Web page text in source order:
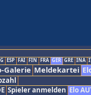
ESP FAI FIN FRA GER GRE INA
Galerie Meldekartei
Spieler anmelden Elo